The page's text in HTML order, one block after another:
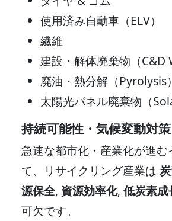
使用済み自動車（ELV）
繊維
建設・解体廃棄物（C&D
廃油・熱分解（Pyrolysis）
太陽光パネル廃棄物（
持続可能性・気候変動対策
急速な都市化・産業化が進む
て、リサイクリング産業は
源保全, 資源効率化, 低炭素成
可欠です。